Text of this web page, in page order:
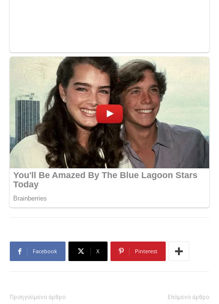
Facebook X Pinterest
Προηγούμενο άρθρο Επόμενο άρθρο